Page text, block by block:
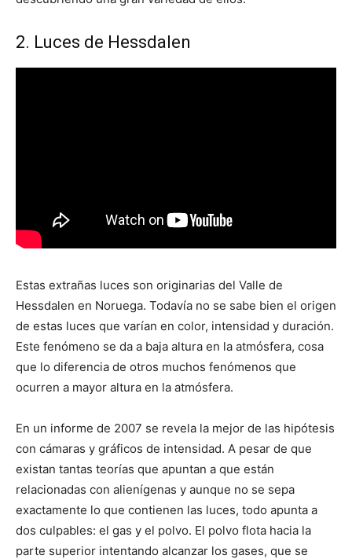
2. Luces de Hessdalen
Estas extrañas luces son originarias del Valle de
Hessdalen en Noruega. Todavía no se sabe bien el origen
de estas luces que varían en color, intensidad y duración.
Este fenómeno se da a baja altura en la atmósfera, cosa
que lo diferencia de otros muchos fenómenos que
ocurren a mayor altura en la atmósfera.
En un informe de 2007 se revela la mejor de las hipótesis
con cámaras y gráficos de intensidad. A pesar de que
existan tantas teorías que apuntan a que están
relacionadas con alienígenas y aunque no se sepa
exactamente lo que contienen las luces, todo apunta a
dos culpables: el gas y el polvo. El polvo flota hacia la
parte superior intentando alcanzar los gases, que se